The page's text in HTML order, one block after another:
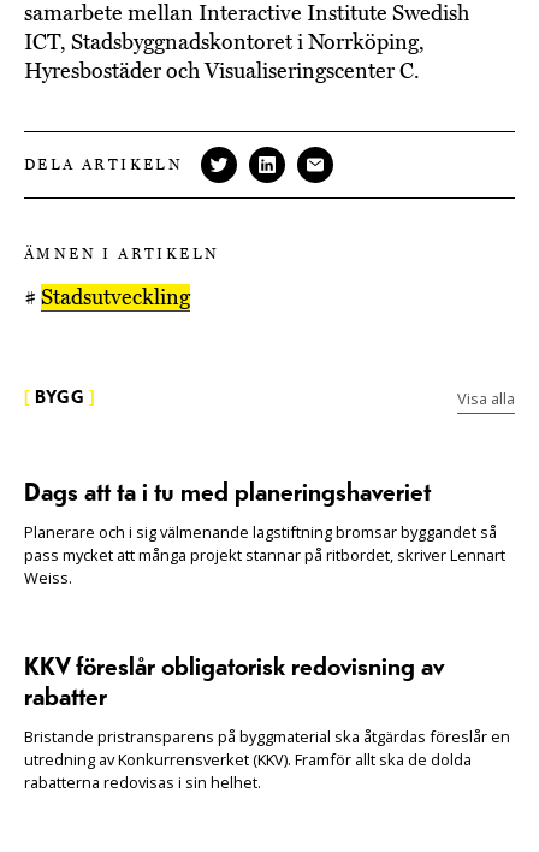
samarbete mellan Interactive Institute Swedish
ICT, Stadsbyggnadskontoret i Norrköping,
Hyresbostäder och Visualiseringscenter C.
DELA ARTIKELN
ÄMNEN I ARTIKELN
# Stadsutveckling
BYGG Visa alla
Dags att ta i tu med planeringshaveriet
Planerare och i sig välmenande lagstiftning bromsar byggandet så
pass mycket att många projekt stannar på ritbordet, skriver Lennart
Weiss.
KKV föreslår obligatorisk redovisning av
rabatter
Bristande pristransparens på byggmaterial ska åtgärdas föreslår en
utredning av Konkurrensverket (KKV). Framför allt ska de dolda
rabatterna redovisas i sin helhet.